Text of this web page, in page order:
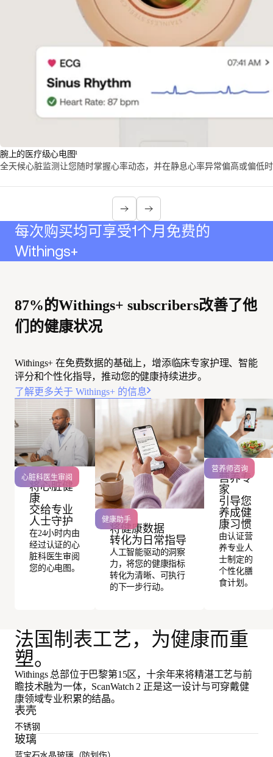
腕上的医疗级心电图¹
全天候心脏监测让您随时掌握心率动态，并在静息心率异常偏高或偏低
每次购买均可享受1个月免费的
Withings+
87%的Withings+ subscribers改善了他
们的健康状况
Withings+ 在免费数据的基础上，增添临床专家护理、智能
评分和个性化指导，推动您的健康持续进步。
了解更多关于 Withings+ 的信息
心脏科医生审阅
将心脏健
康
交给专业
人士守护
在24小时内由
经过认证的心
脏科医生审阅
您的心电图。
健康助手
将健康数据
转化为日常指导
人工智能驱动的洞察
力，将您的健康指标
转化为清晰、可执行
的下一步行动。
营养师咨询
营养专
家
引导您
养成健
康习惯
由认证营
养专业人
士制定的
个性化膳
食计划。
法国制表工艺，为健康而重
塑。
Withings 总部位于巴黎第15区，十余年来将精湛工艺与前
瞻技术融为一体，ScanWatch 2 正是这一设计与可穿戴健
康领域专业积累的结晶。
表壳
不锈钢
玻璃